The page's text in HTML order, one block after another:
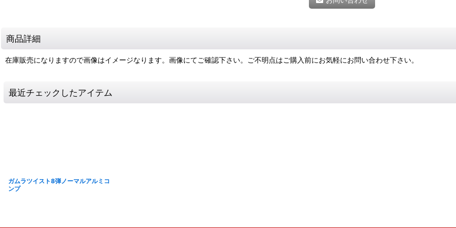
商品詳細
在庫販売になりますので画像はイメージなります。画像にてご確認下さい。ご不明点はご購入前にお気軽にお問い合わせ下さい。
最近チェックしたアイテム
ガムラツイスト8弾ノーマルアルミコ
ンプ